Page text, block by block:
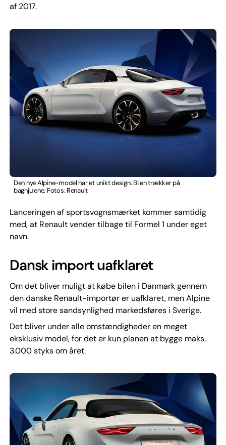
af 2017.
Den nye Alpine-model har et unikt design. Bilen trækker på
baghjulene. Fotos: Renault
Lanceringen af sportsvognsmærket kommer samtidig
med, at Renault vender tilbage til Formel 1 under eget
navn.
Dansk import uafklaret
Om det bliver muligt at købe bilen i Danmark gennem
den danske Renault-importør er uafklaret, men Alpine
vil med store sandsynlighed markedsføres i Sverige.
Det bliver under alle omstændigheder en meget
eksklusiv model, for det er kun planen at bygge maks.
3.000 styks om året.